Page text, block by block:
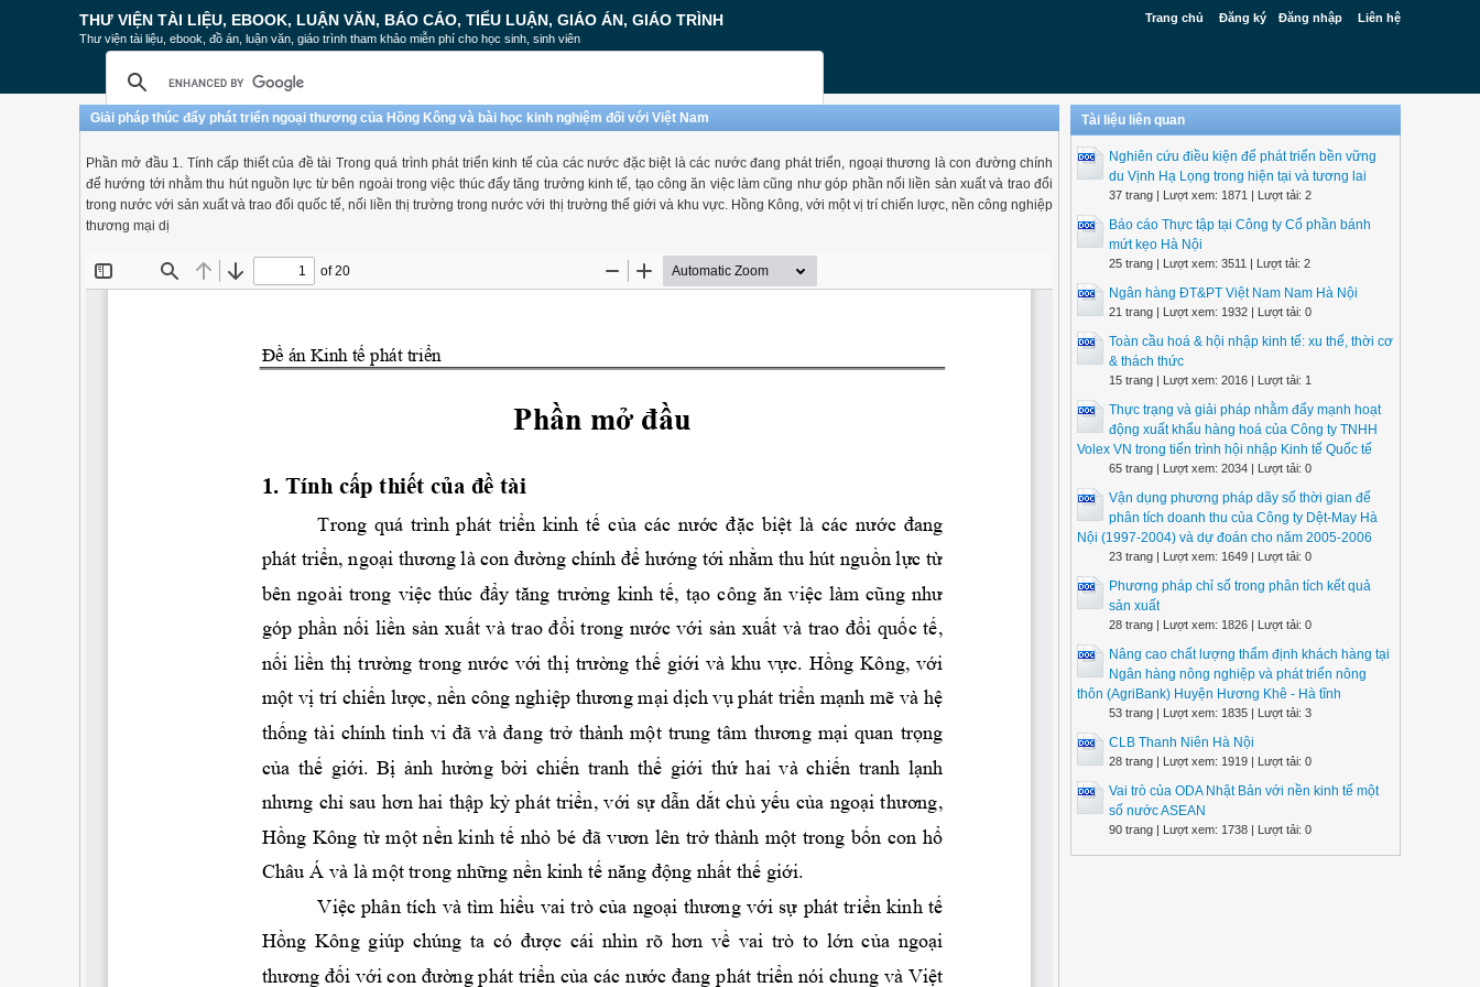
Trang chủ Đăng ký Đăng nhập Liên hệ
THƯ VIỆN TÀI LIỆU, EBOOK, LUẬN VĂN, BÁO CÁO, TIỂU LUẬN, GIÁO ÁN, GIÁO TRÌNH
Thư viện tài liệu, ebook, đồ án, luận văn, giáo trình tham khảo miễn phí cho học sinh, sinh viên
Giải pháp thúc đẩy phát triển ngoại thương của Hồng Kông và bài học kinh nghiệm đối với Việt Nam
Phần mở đầu 1. Tính cấp thiết của đề tài Trong quá trình phát triển kinh tế của các nước đặc biệt là các nước đang phát triển, ngoại thương là con đường chính
để hướng tới nhằm thu hút nguồn lực từ bên ngoài trong việc thúc đẩy tăng trưởng kinh tế, tạo công ăn việc làm cũng như góp phần nối liền sản xuất và trao đổi
trong nước với sản xuất và trao đổi quốc tế, nối liền thị trường trong nước với thị trường thế giới và khu vực. Hồng Kông, với một vị trí chiến lược, nền công nghiệp
thương mại dị
Tài liệu liên quan
Nghiên cứu điều kiện để phát triển bền vững
du Vịnh Hạ Lọng trong hiện tại và tương lai
37 trang | Lượt xem: 1871 | Lượt tải: 2
Báo cáo Thực tập tại Công ty Cổ phần bánh
mứt kẹo Hà Nội
25 trang | Lượt xem: 3511 | Lượt tải: 2
Ngân hàng ĐT&PT Việt Nam Nam Hà Nội
21 trang | Lượt xem: 1932 | Lượt tải: 0
Toàn cầu hoá & hội nhập kinh tế: xu thế, thời cơ
& thách thức
15 trang | Lượt xem: 2016 | Lượt tải: 1
Thực trạng và giải pháp nhằm đẩy mạnh hoạt
động xuất khẩu hàng hoá của Công ty TNHH
Volex VN trong tiến trình hội nhập Kinh tế Quốc tế
65 trang | Lượt xem: 2034 | Lượt tải: 0
Vận dụng phương pháp dãy số thời gian để
phân tích doanh thu của Công ty Dệt-May Hà
Nội (1997-2004) và dự đoán cho năm 2005-2006
23 trang | Lượt xem: 1649 | Lượt tải: 0
Phương pháp chỉ số trong phân tích kết quả
sản xuất
28 trang | Lượt xem: 1826 | Lượt tải: 0
Nâng cao chất lượng thẩm định khách hàng tại
Ngân hàng nông nghiệp và phát triển nông
thôn (AgriBank) Huyện Hương Khê - Hà tĩnh
53 trang | Lượt xem: 1835 | Lượt tải: 3
CLB Thanh Niên Hà Nội
28 trang | Lượt xem: 1919 | Lượt tải: 0
Vai trò của ODA Nhật Bản với nền kinh tế một
số nước ASEAN
90 trang | Lượt xem: 1738 | Lượt tải: 0